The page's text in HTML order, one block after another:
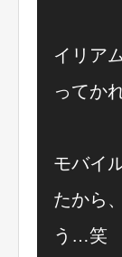
イリア
ってか
モバイ
たから
う…笑